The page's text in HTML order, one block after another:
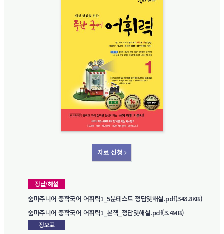
자료 신청
정답/해설
숨마주니어 중학국어 어휘력1_5분테스트 정답및해설.pdf(343.8KB)
숨마주니어 중학국어 어휘력1_본책_정답및해설.pdf(3.4MB)
정오표